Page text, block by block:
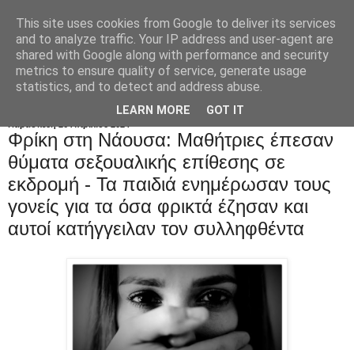
Φρίκη στη Νάουσα: Mαθήτριες έπεσαν
θύματα σεξουαλικής επίθεσης σε
εκδρομή - Τα παιδιά ενημέρωσαν τους
γονείς για τα όσα φρικτά έζησαν και
αυτοί κατήγγειλαν τον συλληφθέντα
This site uses cookies from Google to deliver its services
and to analyze traffic. Your IP address and user-agent are
shared with Google along with performance and security
metrics to ensure quality of service, generate usage
statistics, and to detect and address abuse.
LEARN MORE GOT IT